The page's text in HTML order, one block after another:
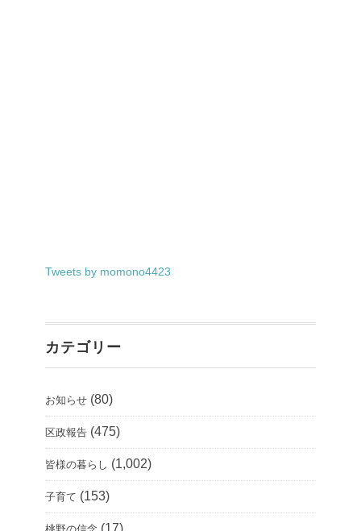
Tweets by momono4423
カテゴリー
お知らせ (80)
区政報告 (475)
皆様の暮らし (1,002)
子育て (153)
(17)